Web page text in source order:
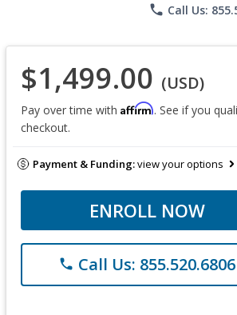
phone Call Us:
$1,499.00 (USD)
Pay over time with Affirm. See if you
checkout.
Payment & Funding:view your options
ENROLL NOW
phone Call Us: 855.520.6806